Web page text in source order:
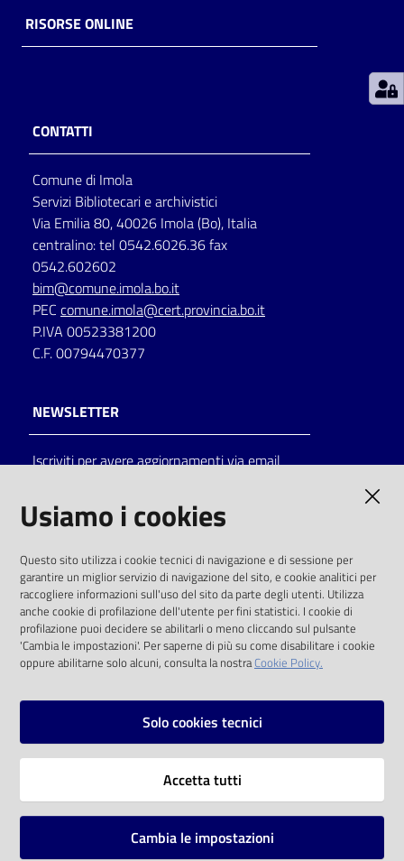
Decentrate
Seguici
su
on line
Eventi
Chiedi al
bibliotecario
Avvisi
RISORSE ONLINE
CONTATTI
Comune di Imola
Servizi Bibliotecari e archivistici
Via Emilia 80, 40026 Imola (Bo), Italia
centralino: tel 0542.6026.36 fax
0542.602602
bim@comune.imola.bo.it
PEC comune.imola@cert.provincia.bo.it
P.IVA 00523381200
C.F. 00794470377
NEWSLETTER
Iscriviti per avere aggiornamenti via email
solo alle condizioni previste dalla direttiva
comunitaria 2003/98/CE e dal d.lgs. 36/2006
SOCIAL
Instagram
Vai alla pagina
Usiamo i cookies
Questo sito utilizza i cookie tecnici di navigazione e di sessione per
garantire un miglior servizio di navigazione del sito, e cookie analitici per
raccogliere informazioni sull'uso del sito da parte degli utenti. Utilizza
anche cookie di profilazione dell'utente per fini statistici. I cookie di
profilazione puoi decidere se abilitarli o meno cliccando sul pulsante
'Cambia le impostazioni'. Per saperne di più su come disabilitare i cookie
oppure abilitarne solo alcuni, consulta la nostraCookie Policy.
Solo cookies tecnici
Accetta tutti
Cambia le impostazioni